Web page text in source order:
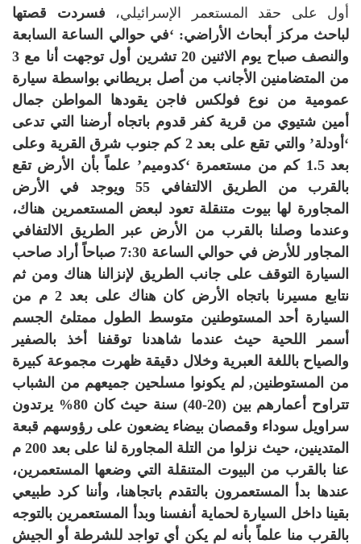
أول على حقد المستعمر الإسرائيلي، فسردت قصتها
لباحث مركز أبحاث الأراضي: ‘في حوالي الساعة السابعة
والنصف صباح يوم الاثنين 20 تشرين أول توجهت أنا مع 3
من المتضامنين الأجانب من أصل بريطاني بواسطة سيارة
عمومية من نوع فولكس فاجن يقودها المواطن جمال
أمين شتيوي من قرية كفر قدوم باتجاه أرضنا التي تدعى
‘أودلة’ والتي تقع على بعد 2 كم جنوب شرق القرية وعلى
بعد 1.5 كم من مستعمرة ‘كدوميم’ علماً بأن الأرض تقع
بالقرب من الطريق الالتفافي 55 ويوجد في الأرض
المجاورة لها بيوت متنقلة تعود لبعض المستعمرين هناك،
وعندما وصلنا بالقرب من الأرض عبر الطريق الالتفافي
المجاور للأرض في حوالي الساعة 7:30 صباحاً أراد صاحب
السيارة التوقف على جانب الطريق لإنزالنا هناك ومن ثم
نتابع مسيرنا باتجاه الأرض كان هناك على بعد 2 م من
السيارة أحد المستوطنين متوسط الطول ممتلئ الجسم
أسمر اللحية حيث عندما شاهدنا توقفنا أخذ بالصفير
والصياح باللغة العبرية وخلال دقيقة ظهرت مجموعة كبيرة
من المستوطنين, لم يكونوا مسلحين جميعهم من الشباب
تتراوح أعمارهم بين (20-40) سنة حيث كان 80% يرتدون
سراويل سوداء وقمصان بيضاء يضعون على رؤوسهم قبعة
المتدينين، حيث نزلوا من التلة المجاورة لنا على بعد 200 م
عنا بالقرب من البيوت المتنقلة التي وضعها المستعمرين،
عندها بدأ المستعمرون بالتقدم باتجاهنا، وأننا كرد طبيعي
بقينا داخل السيارة لحماية أنفسنا وبدأ المستعمرين بالتوجه
بالقرب منا علماً بأنه لم يكن أي تواجد للشرطة أو الجيش